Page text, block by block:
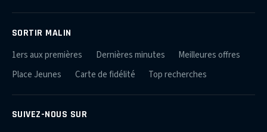
SORTIR MALIN
1ers aux premières Dernières minutes
Meilleures offres
Place Jeunes
Carte de fidélité Top recherches
SUIVEZ-NOUS SUR